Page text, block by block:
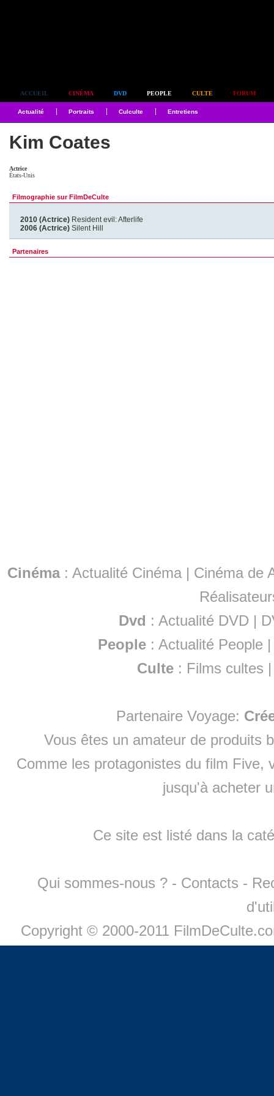
ACCUEIL CINÉMA DVD PEOPLE CULTE FORUM
Actualité Portraits Culculte Entretiens
Kim Coates
Actrice
États-Unis
Filmographie sur FilmDeCulte
2010 (Actrice) Resident evil: Afterlife
2006 (Actrice) Silent Hill
Partenaires
Cinéma: Actualité Cinéma | Cinéma de
Dvd : Actualité DVD |
People :Actualité People
Culte : Films cultes
Partenaire Voyage:
Vous êtes un amateur de produits
Comme les protagonistes du film Five,
jusqu'à acheter
Ce site est listé dans la
Qui sommes-nous ? - Contacts -
Copyright © 2000-2011